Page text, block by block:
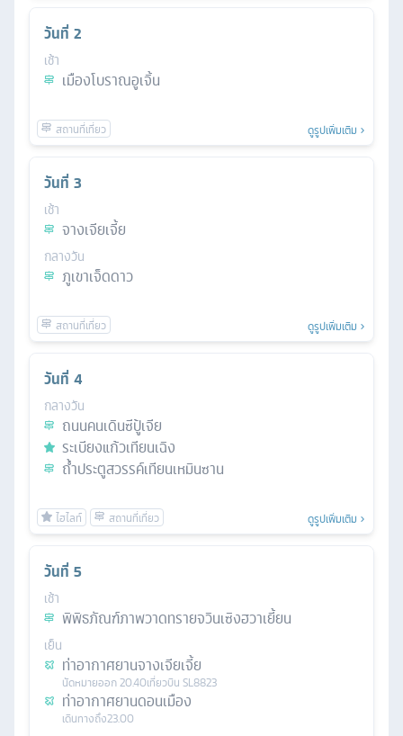
วันที่ 2
เช้า
เมืองโบราณอูเจิ้น
ดูรูปเพิ่มเติม
วันที่ 3
เช้า
จางเจียเจี้ย
กลางวัน
ภูเขาเจ็ดดาว
ดูรูปเพิ่มเติม
วันที่ 4
กลางวัน
ถนนคนเดินซีปู้เจีย
ระเบียงแก้วเทียนเฉิง
ถ้ำประตูสวรรค์เทียนเหมินซาน
ดูรูปเพิ่มเติม
วันที่ 5
เช้า
พิพิธภัณฑ์ภาพวาดทรายจวินเซิงฮวาเยี้ยน
เย็น
ท่าอากาศยานจางเจียเจี้ย
นัดหมายออก20.40เที่ยวบิน SL8823
ท่าอากาศยานดอนเมือง
เดินทางถึง23.00